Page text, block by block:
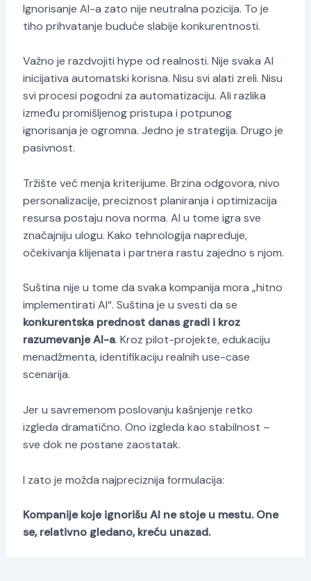
Ignorisanje AI-a zato nije neutralna pozicija. To je
tiho prihvatanje buduće slabije konkurentnosti.
Važno je razdvojiti hype od realnosti. Nije svaka AI
inicijativa automatski korisna. Nisu svi alati zreli. Nisu
svi procesi pogodni za automatizaciju. Ali razlika
između promišljenog pristupa i potpunog
ignorisanja je ogromna. Jedno je strategija. Drugo je
pasivnost.
Tržište već menja kriterijume. Brzina odgovora, nivo
personalizacije, preciznost planiranja i optimizacija
resursa postaju nova norma. AI u tome igra sve
značajniju ulogu. Kako tehnologija napreduje,
očekivanja klijenata i partnera rastu zajedno s njom.
Suština nije u tome da svaka kompanija mora „hitno
implementirati AI“. Suština je u svesti da se
konkurentska prednost danas gradi i kroz
razumevanje AI-a. Kroz pilot-projekte, edukaciju
menadžmenta, identifikaciju realnih use-case
scenarija.
Jer u savremenom poslovanju kašnjenje retko
izgleda dramatično. Ono izgleda kao stabilnost –
sve dok ne postane zaostatak.
I zato je možda najpreciznija formulacija:
Kompanije koje ignorišu AI ne stoje u mestu. One
se, relativno gledano, kreću unazad.